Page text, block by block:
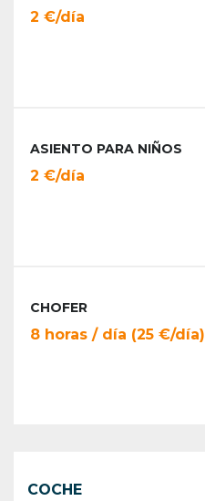
2 €/día
ASIENTO PARA NIÑOS
2 €/día
CHOFER
8 horas / día (25 €/día)
COCHE